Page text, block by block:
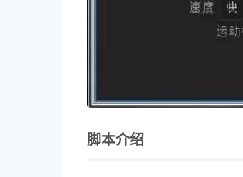
脚本介绍